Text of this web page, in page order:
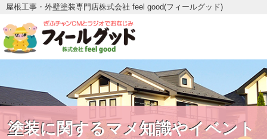
屋根工事・外壁塗装専門店株式会社 feel good(フィールグッド)
塗装に関するマメ知識やイベント